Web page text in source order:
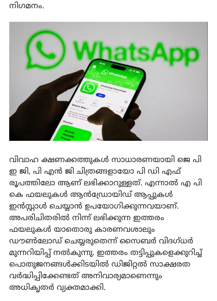
നിഗമനം.
വിവാഹ ക്ഷണക്കത്തുകൾ സാധാരണയായി ജെ പി
ഇ ജി, പി എൻ ജി ചിത്രങ്ങളായോ പി ഡി എഫ്
രൂപത്തിലോ ആണ് ലഭിക്കാറുള്ളത്. എന്നാൽ എ പി
കെ ഫയലുകൾ ആൻഡ്രോയിഡ് ആപ്പുകൾ
ഇൻസ്റ്റാൾ ചെയ്യാൻ ഉപയോഗിക്കുന്നവയാണ്.
അപരിചിതരിൽ നിന്ന് ലഭിക്കുന്ന ഇത്തരം
ഫയലുകൾ യാതൊരു കാരണവശാലും
ഡൗൺലോഡ് ചെയ്യരുതെന്ന് സൈബർ വിദഗ്ധർ
മുന്നറിയിപ്പ് നൽകുന്നു. ഇത്തരം തട്ടിപ്പുകളെക്കുറിച്ച്
പൊതുജനങ്ങൾക്കിടയിൽ ഡിജിറ്റൽ സാക്ഷരത
വർദ്ധിപ്പിക്കേണ്ടത് അനിവാര്യമാണെന്നും
അധികൃതർ വ്യക്തമാക്കി.